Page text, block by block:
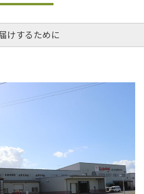
けするために